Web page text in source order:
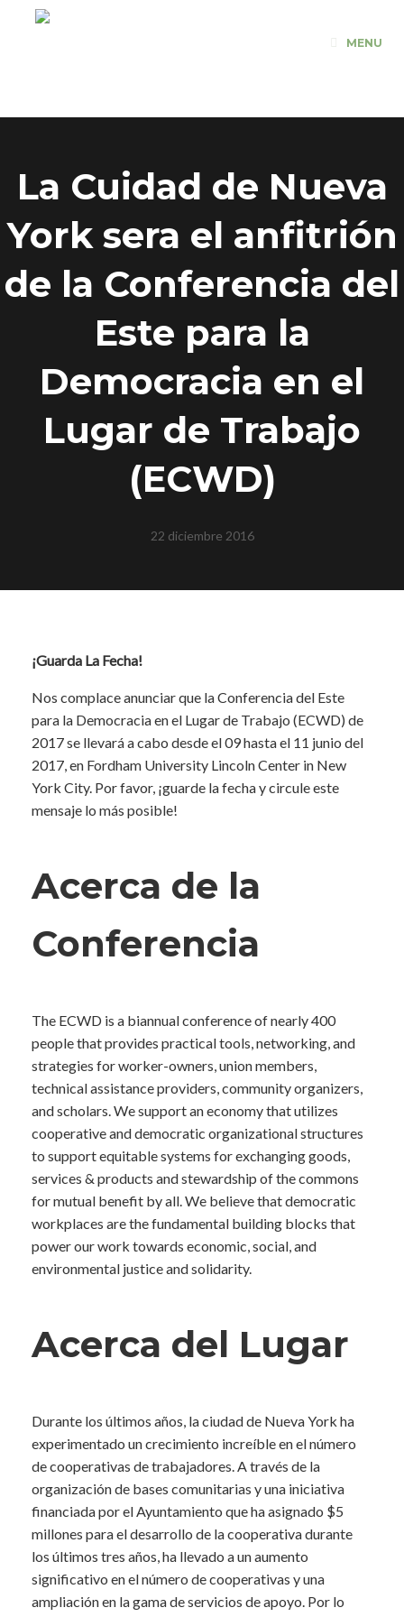
MENU
La Cuidad de Nueva
York sera el anfitrión
de la Conferencia del
Este para la
Democracia en el
Lugar de Trabajo
(ECWD)
22 diciembre 2016
¡Guarda La Fecha!
Nos complace anunciar que la Conferencia del Este
para la Democracia en el Lugar de Trabajo (ECWD) de
2017 se llevará a cabo desde el 09 hasta el 11 junio del
2017, en Fordham University Lincoln Center in New
York City. Por favor, ¡guarde la fecha y circule este
mensaje lo más posible!
Acerca de la
Conferencia
The ECWD is a biannual conference of nearly 400
people that provides practical tools, networking, and
strategies for worker-owners, union members,
technical assistance providers, community organizers,
and scholars. We support an economy that utilizes
cooperative and democratic organizational structures
to support equitable systems for exchanging goods,
services & products and stewardship of the commons
for mutual benefit by all. We believe that democratic
workplaces are the fundamental building blocks that
power our work towards economic, social, and
environmental justice and solidarity.
Acerca del Lugar
Durante los últimos años, la ciudad de Nueva York ha
experimentado un crecimiento increíble en el número
de cooperativas de trabajadores. A través de la
organización de bases comunitarias y una iniciativa
financiada por el Ayuntamiento que ha asignado $5
millones para el desarrollo de la cooperativa durante
los últimos tres años, ha llevado a un aumento
significativo en el número de cooperativas y una
ampliación en la gama de servicios de apoyo. Por lo